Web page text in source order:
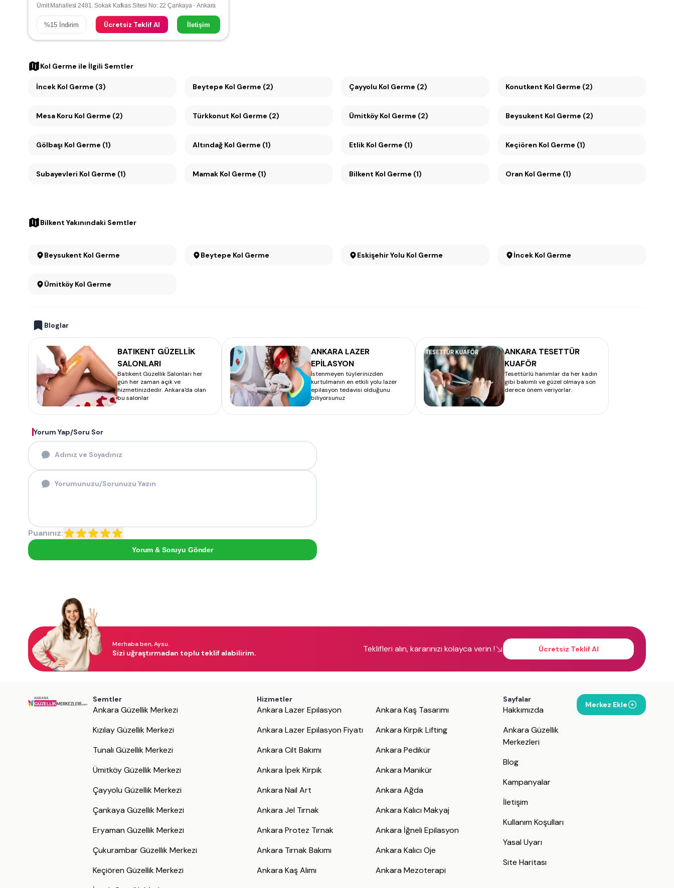
Ümit Mahallesi 2481. Sokak Kafkas Sitesi No: 22 Çankaya - Ankara
%15 İndirim Ücretsiz Teklif Al İletişim
Kol Germe ile İlgili Semtler
İncek Kol Germe (3) Beytepe Kol Germe (2) Çayyolu Kol Germe (2) Konutkent Kol Germe (2)
Mesa Koru Kol Germe (2) Türkkonut Kol Germe (2) Ümitköy Kol Germe (2) Beysukent Kol Germe (2)
Gölbaşı Kol Germe (1) Altındağ Kol Germe (1) Etlik Kol Germe (1) Keçiören Kol Germe (1)
Subayevleri Kol Germe (1) Mamak Kol Germe (1) Bilkent Kol Germe (1) Oran Kol Germe (1)
Bilkent Yakınındaki Semtler
Beysukent Kol Germe Beytepe Kol Germe Eskişehir Yolu Kol Germe İncek Kol Germe
Ümitköy Kol Germe
Bloglar
BATIKENT GÜZELLİK
SALONLARI
Batıkent Güzellik Salonları her
gün her zaman açık ve
hizmetinizdedir. Ankara'da olan
bu salonlar
ANKARA LAZER
EPİLASYON
İstenmeyen tüylerinizden
kurtulmanın en etkili yolu lazer
epilasyon tedavisi olduğunu
biliyorsunuz
ANKARA TESETTÜR
KUAFÖR
Tesettürlü hanımlar da her kadın
gibi bakımlı ve güzel olmaya son
derece önem veriyorlar.
Yorum Yap/Soru Sor
Puanınız:
Yorum & Soruyu Gönder
Merhaba ben, Aysu.
Sizi uğraştırmadan toplu teklif alabilirim. Teklifleri alın, kararınızı kolayca verin ! Ücretsiz Teklif Al
Semtler
Ankara Güzellik Merkezi
Kızılay Güzellik Merkezi
Tunalı Güzellik Merkezi
Ümitköy Güzellik Merkezi
Çayyolu Güzellik Merkezi
Çankaya Güzellik Merkezi
Eryaman Güzellik Merkezi
Çukurambar Güzellik Merkezi
Keçiören Güzellik Merkezi
Hizmetler
Ankara Lazer Epilasyon
Ankara Lazer Epilasyon Fiyatı
Ankara Cilt Bakımı
Ankara İpek Kirpik
Ankara Nail Art
Ankara Jel Tırnak
Ankara Protez Tırnak
Ankara Tırnak Bakımı
Ankara Kaş Alımı
Ankara Kaş Tasarımı
Ankara Kirpik Lifting
Ankara Pedikür
Ankara Manikür
Ankara Ağda
Ankara Kalıcı Makyaj
Ankara İğneli Epilasyon
Ankara Kalıcı Oje
Ankara Mezoterapi
Sayfalar
Hakkımızda
Ankara Güzellik
Merkezleri
Blog
Kampanyalar
İletişim
Kullanım Koşulları
Yasal Uyarı
Site Haritası
Merkez Ekle